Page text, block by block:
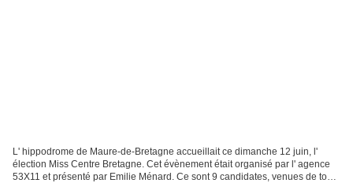
L' hippodrome de Maure-de-Bretagne accueillait ce dimanche 12 juin, l'
élection Miss Centre Bretagne. Cet évènement était organisé par l' agence
53X11 et présenté par Emilie Ménard. Ce sont 9 candidates, venues de tous